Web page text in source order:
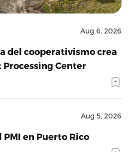
Aug 6, 2026
del cooperativismo crea
Processing Center
Aug 5, 2026
en Puerto Rico